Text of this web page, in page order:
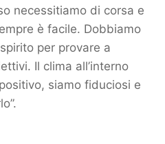
necessitiamo di corsa e
è facile. Dobbiamo
per provare a
Il clima all’interno
siamo fiduciosi e